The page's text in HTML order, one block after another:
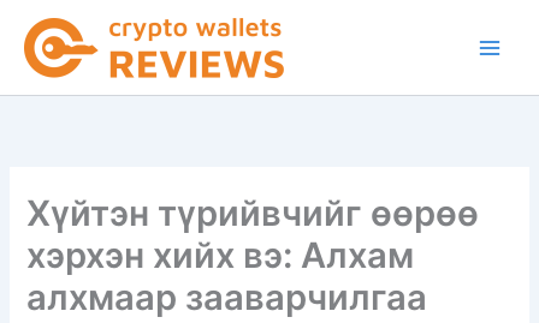
content
Хүйтэн түрийвчийг өөрөө
хэрхэн хийх вэ: Алхам
алхмаар зааварчилгаа